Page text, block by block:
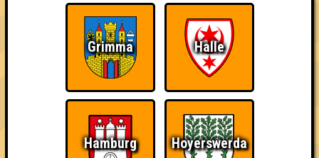
1. Simple Minds
17
1. Mir doch egal, was Lukas sagt
17 49
2. Nur für Schnaps da
Grimma Halle
Hamburg Hoyerswerda